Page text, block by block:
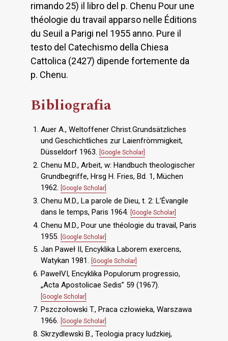
rimando 25) il libro del p. Chenu Pour une
théologie du travail apparso nelle Éditions
du Seuil a Parigi nel 1955 anno. Pure il
testo del Catechismo della Chiesa
Cattolica (2427) dipende fortemente da
p. Chenu.
Bibliografia
Auer A., Weltoffener Christ.Grundsätzliches
und Geschichtliches zur Laienfrömmigkeit,
Düsseldorf 1963. [Google Scholar]
Chenu M.D., Arbeit, w: Handbuch theologischer
Grundbegriffe, Hrsg H. Fries, Bd. 1, Müchen
1962. [Google Scholar]
Chenu M.D., La parole de Dieu, t. 2: L’Évangile
dans le temps, Paris 1964. [Google Scholar]
Chenu M.D., Pour une théologie du travail, Paris
1955. [Google Scholar]
Jan Paweł II, Encyklika Laborem exercens,
Watykan 1981. [Google Scholar]
PawełVI, Encyklika Populorum progressio,
„Acta Apostolicae Sedis” 59 (1967).
[Google Scholar]
Pszczołowski T., Praca człowieka, Warszawa
1966. [Google Scholar]
Skrzydlewski B., Teologia pracy ludzkiej,